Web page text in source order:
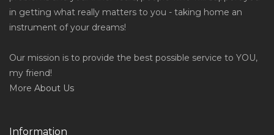
in getting what really matters to you - taking home an
instrument of your dreams!
Our mission is to provide the best possible service to YOU,
my friend!
More About Us
Information